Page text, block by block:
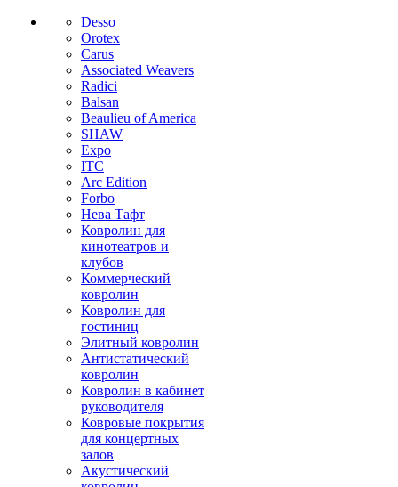
Desso
Orotex
Carus
Associated Weavers
Radici
Balsan
Beaulieu of America
SHAW
Expo
ITC
Arc Edition
Forbo
Нева Тафт
Ковролин для
кинотеатров и
клубов
Коммерческий
ковролин
Ковролин для
гостиниц
Элитный ковролин
Антистатический
ковролин
Ковролин в кабинет
руководителя
Ковровые покрытия
для концертных
залов
Акустический